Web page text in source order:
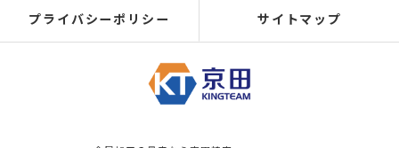
プライバシーポリシー サイトマップ